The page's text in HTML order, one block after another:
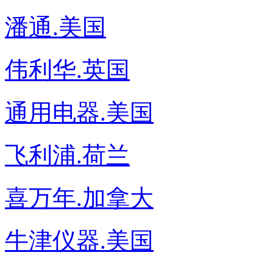
潘通.美国
伟利华.英国
通用电器.美国
飞利浦.荷兰
喜万年.加拿大
牛津仪器.美国